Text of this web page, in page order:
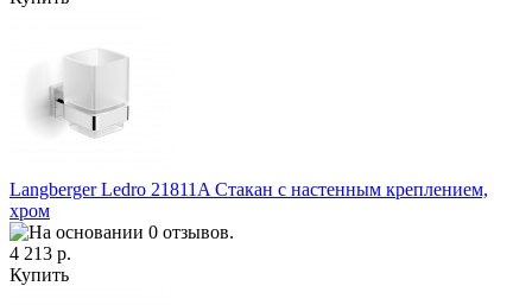
Langberger Ledro 21811A Стакан с настенным креплением,
хром
4 213 р.
Купить